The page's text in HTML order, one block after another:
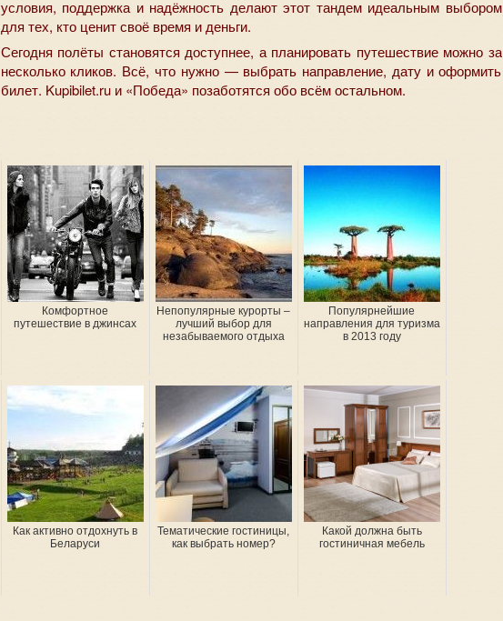
условия, поддержка и надёжность делают этот тандем идеальным выбором
для тех, кто ценит своё время и деньги.
Сегодня полёты становятся доступнее, а планировать путешествие можно за
несколько кликов. Всё, что нужно — выбрать направление, дату и оформить
билет. Kupibilet.ru и «Победа» позаботятся обо всём остальном.
Комфортное
путешествие в джинсах
Непопулярные курорты –
лучший выбор для
незабываемого отдыха
Популярнейшие
направления для туризма
в 2013 году
Как активно отдохнуть в
Беларуси
Тематические гостиницы,
как выбрать номер?
Какой должна быть
гостиничная мебель